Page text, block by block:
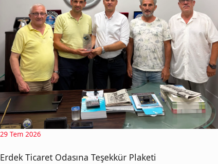
29 Tem 2026
Erdek Ticaret Odasına Teşekkür Plaketi